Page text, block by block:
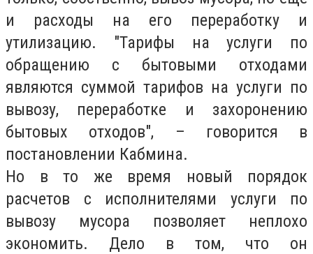
и расходы на его переработку и
утилизацию. "Тарифы на услуги по
обращению с бытовыми отходами
являются суммой тарифов на услуги по
вывозу, переработке и захоронению
бытовых отходов", – говорится в
постановлении Кабмина.
Но в то же время новый порядок
расчетов с исполнителями услуги по
вывозу мусора позволяет неплохо
экономить. Дело в том, что он